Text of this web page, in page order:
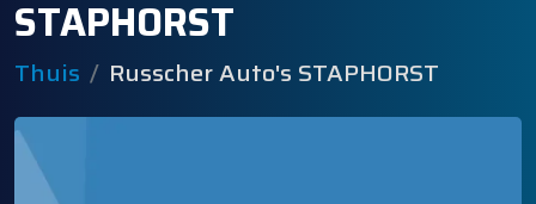
STAPHORST
Thuis Russcher Auto's STAPHORST